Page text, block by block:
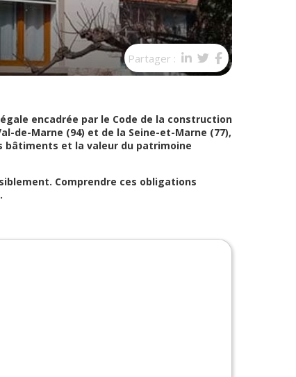
Partager :
encadrée par le Code de la construction
de-Marne (94) et de la Seine-et-Marne (77),
bâtiments et la valeur du patrimoine
Comprendre ces obligations